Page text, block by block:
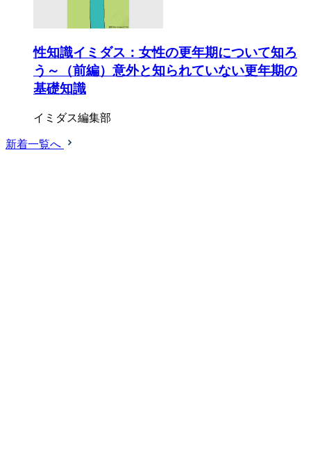
性知識イミダス：女性の更年期について知ろ
う～（前編）意外と知られていない更年期の
基礎知識
イミダス編集部
新着一覧へ